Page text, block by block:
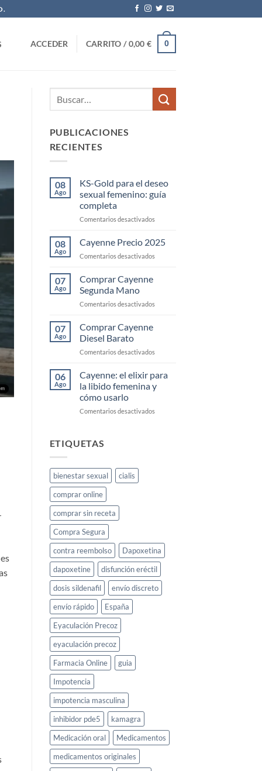
ACCEDER CARRITO /0,00€ 0
PUBLICACIONES
RECIENTES
08
Ago
KS-Gold para el deseo
sexual femenino: guía
completa
Comentarios desactivadosen
Gold
para
el
completa
08
Ago
Cayenne Precio 2025
Comentarios desactivadosen
07
Ago
Comprar Cayenne
Segunda Mano
Comentarios desactivadosen
07
Ago
Comprar Cayenne
Diesel Barato
Comentarios desactivadosen
Diesel
Barato
06
Ago
Cayenne: el elixir para
la libido femenina y
cómo usarlo
Comentarios desactivadosen
ETIQUETAS
bienestar sexual
cialis
comprar online
comprar sin receta
Compra Segura
contra reembolso
Dapoxetina
dapoxetine
disfunción eréctil
dosis sildenafil
envío discreto
envío rápido
España
Eyaculación Precoz
eyaculación precoz
Farmacia Online
guia
Impotencia
impotencia masculina
inhibidor pde5
kamagra
Medicación oral
Medicamentos
medicamentos originales